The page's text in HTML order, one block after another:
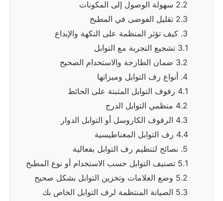
2.2 سهولة الوصول إلى المكونات
2.3 تقليل الفوضى في المطبخ
3. كيف تؤثر المنظمة على النكهة والإبداع
3.1 تشجيع التجربة مع التوابل
3.2 ضمان الطازجة والاستخدام الصحيح
4. أنواع رف التوابل وميزاتها
4.1 رفوف التوابل المثبتة على الحائط
4.2 منظمي التوابل الدرج
4.3 الرفوف الكاروسل أو التوابل الدوار
4.4 رف التوابل المغناطيسية
5. نصائح لتنظيم رف التوابل بفعالية
5.1 تصنيف التوابل حسب الاستخدام أو نوع المطبخ
5.2 وضع العلامات وتخزين التوابل بشكل صحيح
5.3 الصيانة المنتظمة لرف التوابل الخاص بك